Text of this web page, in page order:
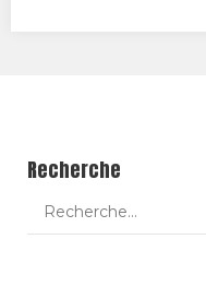
Recherche